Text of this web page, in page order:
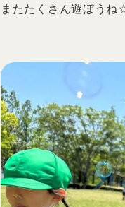
またたくさん遊ぼうね